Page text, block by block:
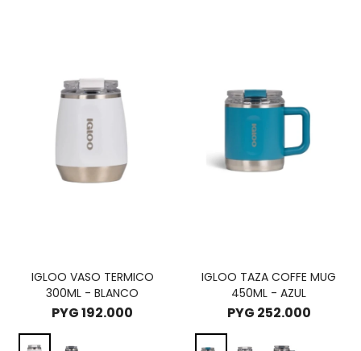
IGLOO VASO TERMICO
300ML - BLANCO
PYG192.000
IGLOO TAZA COFFE MUG
450ML - AZUL
PYG 252.000